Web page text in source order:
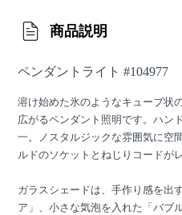
商品説明
ペンダントライト #104977
溶け始めた氷のようなキューブ状
広がるペンダント照明です。ハン
一。ノスタルジックな雰囲気に空
ルドのソケットとねじりコードが
ガラスシェードは、手作り感を出
ア」、小さな気泡を入れた「バブ